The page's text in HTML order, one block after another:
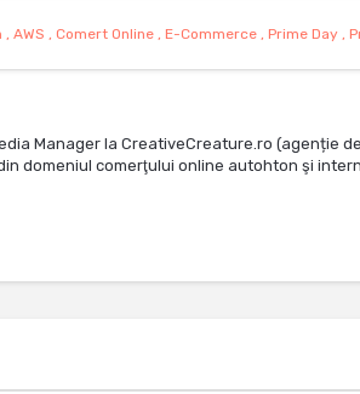
, AWS , Comert Online, E-Commerce, Prime Day,
Manager la CreativeCreature.ro (agenție
domeniul comerţului online autohton şi